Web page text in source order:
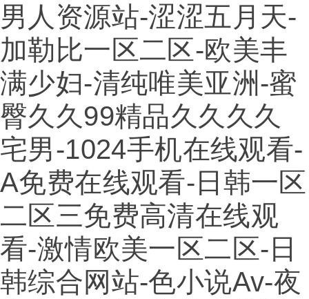
男人资源站-涩涩五月天-
加勒比一区二区-欧美丰
满少妇-清纯唯美亚洲-蜜
臀久久99精品久久久久
宅男-1024手机在线观看-
A免费在线观看-日韩一区
二区三免费高清在线观
看-激情欧美一区二区-日
韩综合网站-色小说av-夜